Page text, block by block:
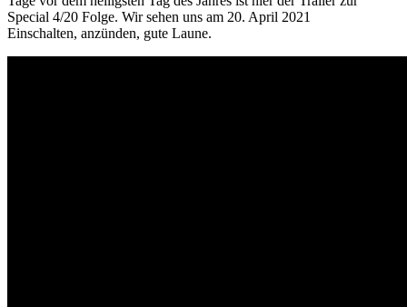
Special 4/20 Folge. Wir sehen uns am 20. April 2021
Einschalten, anzünden, gute Laune.